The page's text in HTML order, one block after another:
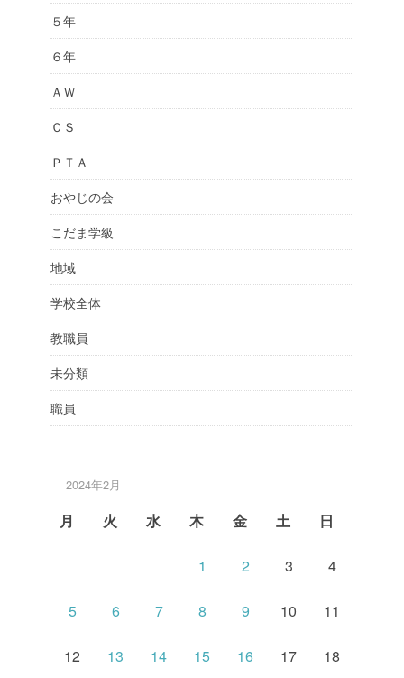
５年
６年
ＡＷ
ＣＳ
ＰＴＡ
おやじの会
こだま学級
地域
学校全体
教職員
未分類
職員
2024年2月
月 火 水 木 金 土 日
1 2 3 4
5 6 7 8 9 10 11
12 13 14 15 16 17 18